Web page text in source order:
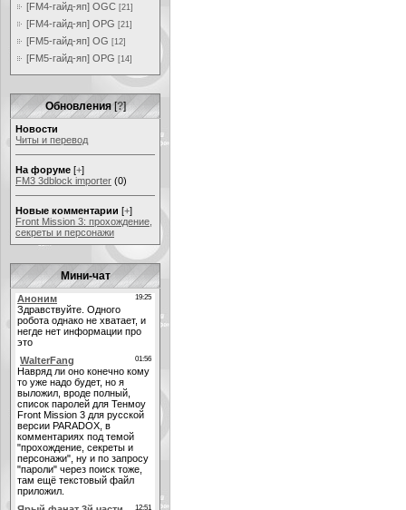
[FM4-гайд-яп] OGC [21]
[FM4-гайд-яп] OPG [21]
[FM5-гайд-яп] OG [12]
[FM5-гайд-яп] OPG [14]
Обновления [?]
Новости
Читы и перевод
На форуме [+]
FM3 3dblock importer (0)
Новые комментарии [+]
Front Mission 3: прохождение,
секреты и персонажи
Мини-чат